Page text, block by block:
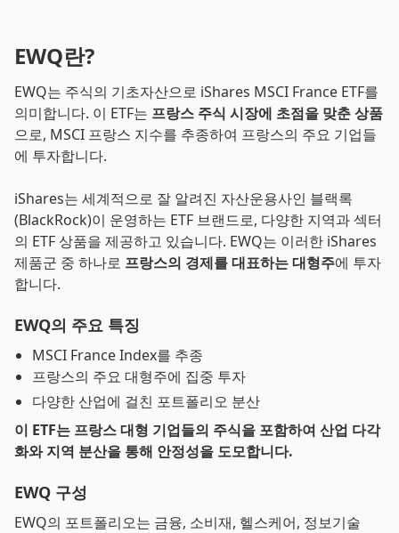
EWQ란?
EWQ는 주식의 기초자산으로 iShares MSCI France ETF를
의미합니다. 이 ETF는 프랑스 주식 시장에 초점을 맞춘 상품
으로, MSCI 프랑스 지수를 추종하여 프랑스의 주요 기업들
에 투자합니다.
iShares는 세계적으로 잘 알려진 자산운용사인 블랙록
(BlackRock)이 운영하는 ETF 브랜드로, 다양한 지역과 섹터
의 ETF 상품을 제공하고 있습니다. EWQ는 이러한 iShares
제품군 중 하나로 프랑스의 경제를 대표하는 대형주에 투자
합니다.
EWQ의 주요 특징
MSCI France Index를 추종
프랑스의 주요 대형주에 집중 투자
다양한 산업에 걸친 포트폴리오 분산
이 ETF는 프랑스 대형 기업들의 주식을 포함하여 산업 다각
화와 지역 분산을 통해 안정성을 도모합니다.
EWQ 구성
EWQ의 포트폴리오는 금융, 소비재, 헬스케어, 정보기술